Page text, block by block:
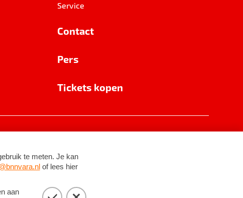
Service
Contact
Pers
Tickets kopen